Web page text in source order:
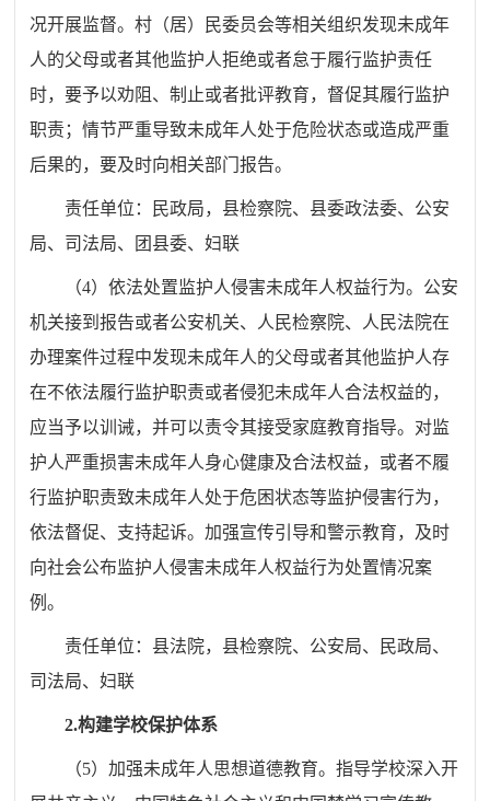
况开展监督。村（居）民委员会等相关组织发现未成年
人的父母或者其他监护人拒绝或者怠于履行监护责任
时，要予以劝阻、制止或者批评教育，督促其履行监护
职责；情节严重导致未成年人处于危险状态或造成严重
后果的，要及时向相关部门报告。
责任单位： 民政局， 县检察院、 县委政法委、公安
局、司法局、团 县委、妇联
（4）依法处置监护人侵害未成年人权益行为。公安
机关接到报告或者公安机关、人民检察院、人民法院在
办理案件过程中发现未成年人的父母或者其他监护人存
在不依法履行监护职责或者侵犯未成年人合法权益的，
应当予以训诫，并可以责令其接受家庭教育指导。对监
护人严重损害未成年人身心健康及合法权益，或者不履
行监护职责致未成年人处于危困状态等监护侵害行为，
依法督促、支持起诉。加强宣传引导和警示教育，及时
向社会公布监护人侵害未成年人权益行为处置情况案
例。
责任单位： 县法院， 县检察院、公安局、民政局、
司法局、妇联
2.构建学校保护体系
（5）加强未成年人思想道德教育。指导学校深入开